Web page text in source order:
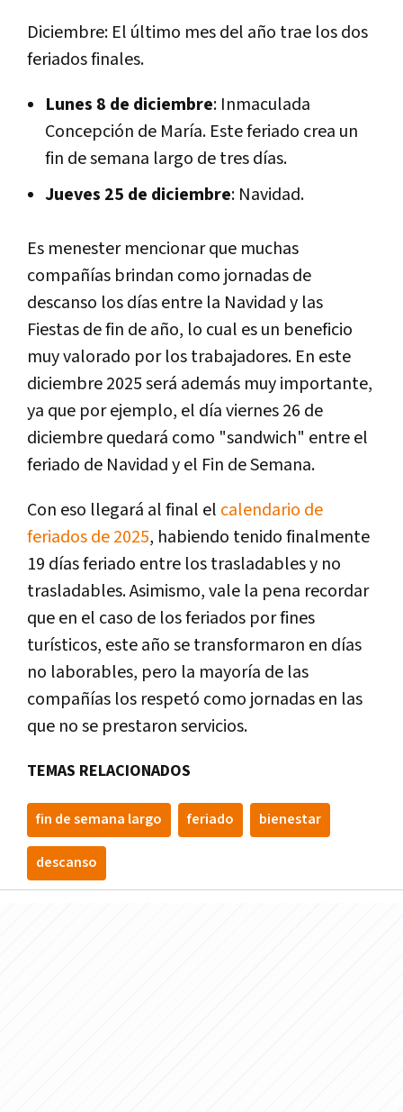
Diciembre: El último mes del año trae los dos
feriados finales.
Lunes 8 de diciembre: Inmaculada
Concepción de María. Este feriado crea un
fin de semana largo de tres días.
Jueves 25 de diciembre: Navidad.
Es menester mencionar que muchas
compañías brindan como jornadas de
descanso los días entre la Navidad y las
Fiestas de fin de año, lo cual es un beneficio
muy valorado por los trabajadores. En este
diciembre 2025 será además muy importante,
ya que por ejemplo, el día viernes 26 de
diciembre quedará como "sandwich" entre el
feriado de Navidad y el Fin de Semana.
Con eso llegará al final el calendario de
feriados de 2025, habiendo tenido finalmente
19 días feriado entre los trasladables y no
trasladables. Asimismo, vale la pena recordar
que en el caso de los feriados por fines
turísticos, este año se transformaron en días
no laborables, pero la mayoría de las
compañías los respetó como jornadas en las
que no se prestaron servicios.
TEMAS RELACIONADOS
fin de semana largo feriado bienestar
descanso